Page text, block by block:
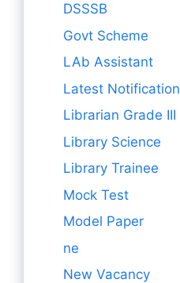
DSSSB
Govt Scheme
LAb Assistant
Latest Notification
Librarian Grade III
Library Science
Library Trainee
Mock Test
Model Paper
ne
New Vacancy